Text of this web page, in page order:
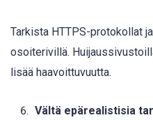
Tarkista HTTPS-protokollat
osoiterivillä.
lisää haavoittuvuutta.
Vältä epärealistisia